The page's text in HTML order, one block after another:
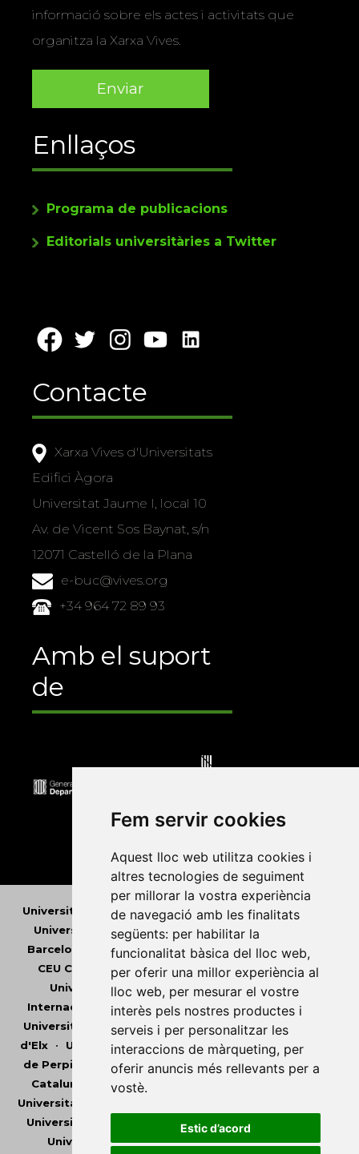
Fem servir cookies
Aquest lloc web utilitza cookies i
altres tecnologies de seguiment
per millorar la vostra experiència
de navegació amb les finalitats
següents: per habilitar la
funcionalitat bàsica del lloc web,
per oferir una millor experiència al
lloc web, per mesurar el vostre
interès pels nostres productes i
serveis i per personalitzar les
interaccions de màrqueting, per
oferir anuncis més rellevants per a
vostè.
Estic d’acord
informació sobre els actes i activitats que
organitza la Xarxa Vives.
Enllaços
Programa de publicacions
Editorials universitàries a Twitter
Contacte
Xarxa Vives d'Universitats
Edifici Àgora
Universitat Jaume I, local 10
Av. de Vicent Sos Baynat, s/n
12071 Castelló de la Plana
e-buc@vives.org
+34 964 72 89 93
Amb el suport
de
Universitat Abat Oliba CEU•Universitat d'Alacant
Universitat d'Andorra•Universitat Autònoma de
Barcelona
Universitat de Barcelona•Universitat
CEU Cardenal Herrera•Universitat de Girona •
Universitat de les Illes Balears• Universitat
Internacional de Catalunya•Universitat Jaume I
Universitat de Lleida• Universitat Miguel Hernández
d'Elx• Universitat Oberta de Catalunya•Universitat
de Perpinyà Via Domitia•Universitat Politècnica de
Catalunya
Universitat Politècnica de València
Universitat Pompeu Fabra
Universitat Rovira i Virgili
• Universitat de Sàsser
Universitat de València•Universitat de Vic -